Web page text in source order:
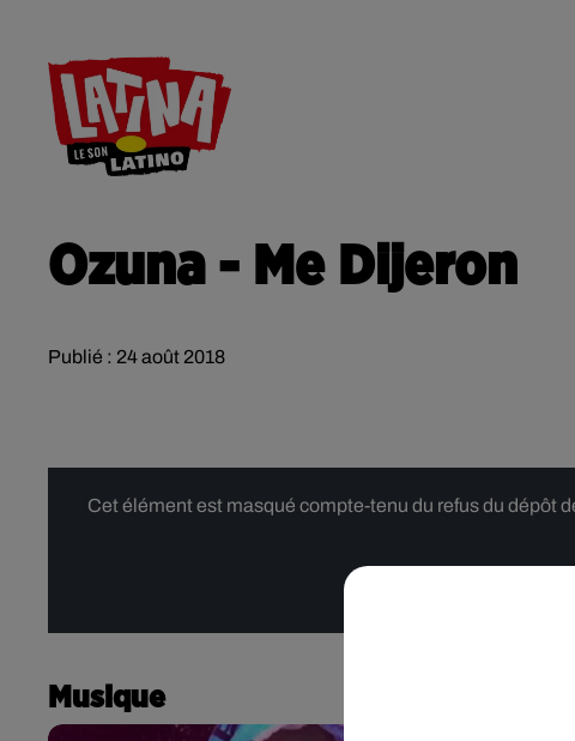
Ozuna - Me Dijeron
Publié : 24 août 2018
Cet élément est masqué compte-tenu du refus du dépôt
Musique